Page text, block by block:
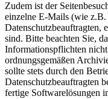
Zudem ist der
einzelne E-Mails (wie
Datenschutzbeauftragten,
sind. Bitte beachten Sie,
Informationspflichten
ordnungsgemäßen
sollte stets durch den
Datenschutzbeauftragten
fertige Softwarelösungen